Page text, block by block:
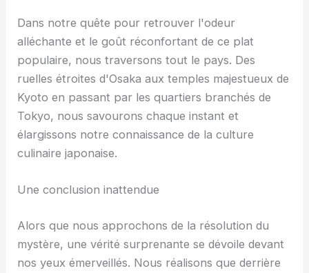
Dans notre quête pour retrouver l'odeur
alléchante et le goût réconfortant de ce plat
populaire, nous traversons tout le pays. Des
ruelles étroites d'Osaka aux temples majestueux de
Kyoto en passant par les quartiers branchés de
Tokyo, nous savourons chaque instant et
élargissons notre connaissance de la culture
culinaire japonaise.
Une conclusion inattendue
Alors que nous approchons de la résolution du
mystère, une vérité surprenante se dévoile devant
nos yeux émerveillés. Nous réalisons que derrière